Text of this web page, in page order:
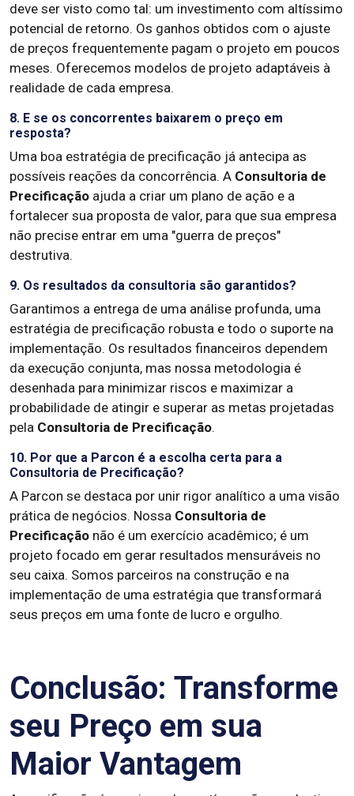
deve ser visto como tal: um investimento com altíssimo
potencial de retorno. Os ganhos obtidos com o ajuste
de preços frequentemente pagam o projeto em poucos
meses. Oferecemos modelos de projeto adaptáveis à
realidade de cada empresa.
8. E se os concorrentes baixarem o preço em
resposta?
Uma boa estratégia de precificação já antecipa as
possíveis reações da concorrência. A Consultoria de
Precificação ajuda a criar um plano de ação e a
fortalecer sua proposta de valor, para que sua empresa
não precise entrar em uma "guerra de preços"
destrutiva.
9. Os resultados da consultoria são garantidos?
Garantimos a entrega de uma análise profunda, uma
estratégia de precificação robusta e todo o suporte na
implementação. Os resultados financeiros dependem
da execução conjunta, mas nossa metodologia é
desenhada para minimizar riscos e maximizar a
probabilidade de atingir e superar as metas projetadas
pela Consultoria de Precificação.
10. Por que a Parcon é a escolha certa para a
Consultoria de Precificação?
A Parcon se destaca por unir rigor analítico a uma visão
prática de negócios. Nossa Consultoria de
Precificação não é um exercício acadêmico; é um
projeto focado em gerar resultados mensuráveis no
seu caixa. Somos parceiros na construção e na
implementação de uma estratégia que transformará
seus preços em uma fonte de lucro e orgulho.
Conclusão: Transforme
seu Preço em sua
Maior Vantagem